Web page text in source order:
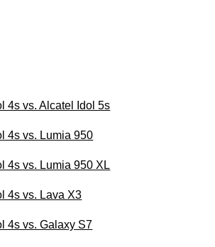
4s vs. Alcatel Idol 5s
4s vs. Lumia 950
4s vs. Lumia 950 XL
4s vs. Lava X3
4s vs. Galaxy S7